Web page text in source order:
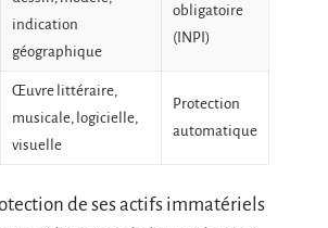
indication
géographique
obligatoire
(INPI)
Œuvre littéraire,
musicale, logicielle,
visuelle
Protection
automatique
de ses actifs immatériels